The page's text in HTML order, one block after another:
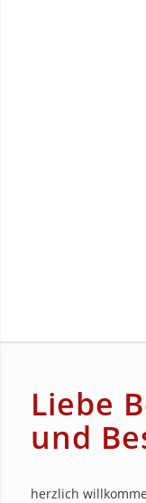
Liebe
und
herzlich